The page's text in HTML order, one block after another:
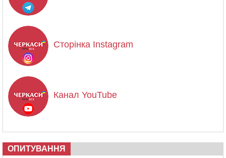
Сторінка Instagram
Канал YouTube
ОПИТУВАННЯ